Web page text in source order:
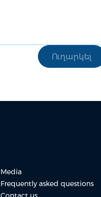
Media
Frequently asked questions